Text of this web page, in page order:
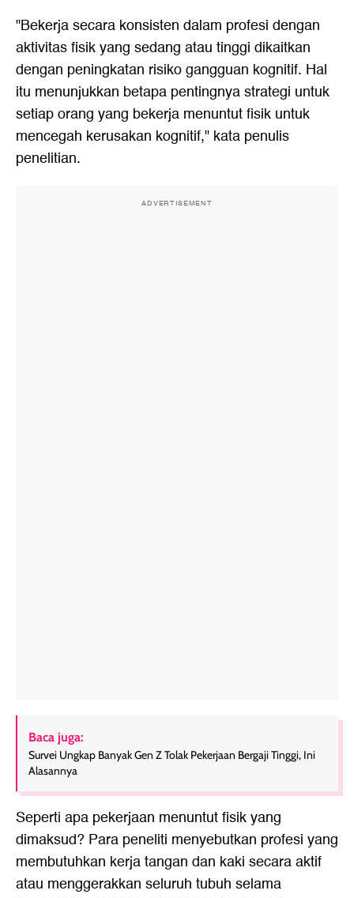
"Bekerja secara konsisten dalam profesi dengan
aktivitas fisik yang sedang atau tinggi dikaitkan
dengan peningkatan risiko gangguan kognitif. Hal
itu menunjukkan betapa pentingnya strategi untuk
setiap orang yang bekerja menuntut fisik untuk
mencegah kerusakan kognitif," kata penulis
penelitian.
ADVERTISEMENT
Baca juga:
Survei Ungkap Banyak Gen Z Tolak Pekerjaan Bergaji Tinggi, Ini
Alasannya
Seperti apa pekerjaan menuntut fisik yang
dimaksud? Para peneliti menyebutkan profesi yang
membutuhkan kerja tangan dan kaki secara aktif
atau menggerakkan seluruh tubuh selama